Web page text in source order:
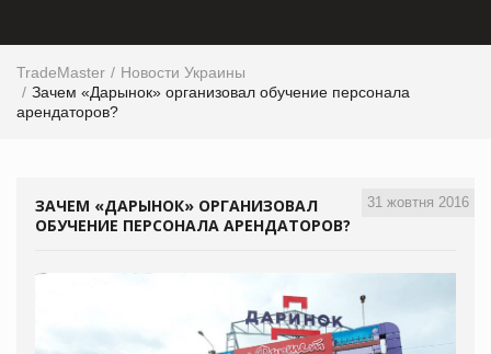
TradeMaster
Новости Украины
Зачем «Дарынок» организовал обучение персонала
арендаторов?
31 жовтня 2016
ЗАЧЕМ «ДАРЫНОК» ОРГАНИЗОВАЛ
ОБУЧЕНИЕ ПЕРСОНАЛА АРЕНДАТОРОВ?